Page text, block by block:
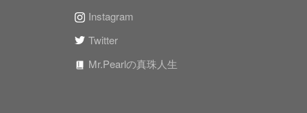
Instagram
Twitter
Mr.Pearlの真珠人生